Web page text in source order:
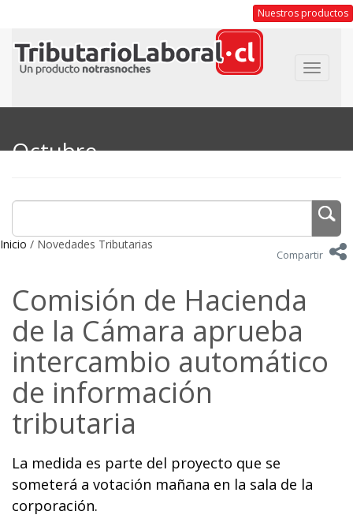
Nuestros productos
Toggle
Octubre
Inicio / Novedades Tributarias
Compartir
Comisión de Hacienda
de la Cámara aprueba
intercambio automático
de información
tributaria
La medida es parte del proyecto que se
someterá a votación mañana en la sala de la
corporación.